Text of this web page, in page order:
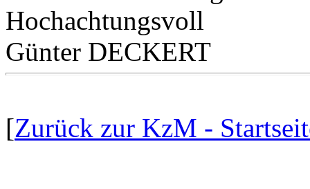
Hochachtungsvoll
Günter DECKERT
[Zurück zur KzM -